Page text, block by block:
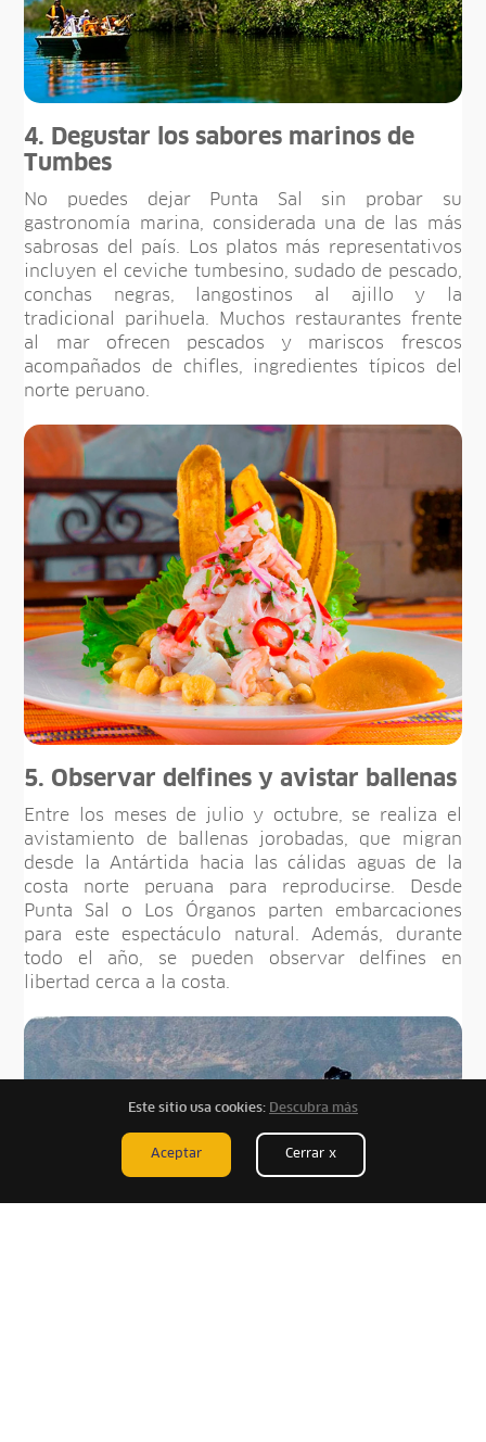
4. Degustar los sabores marinos de
Tumbes
No puedes dejar Punta Sal sin probar su
gastronomía marina, considerada una de las más
sabrosas del país. Los platos más representativos
incluyen el ceviche tumbesino, sudado de pescado,
conchas negras, langostinos al ajillo y la
tradicional parihuela. Muchos restaurantes frente
al mar ofrecen pescados y mariscos frescos
acompañados de chifles, ingredientes típicos del
norte peruano.
5. Observar delfines y avistar ballenas
Entre los meses de julio y octubre, se realiza el
avistamiento de ballenas jorobadas, que migran
desde la Antártida hacia las cálidas aguas de la
costa norte peruana para reproducirse. Desde
Punta Sal o Los Órganos parten embarcaciones
para este espectáculo natural. Además, durante
todo el año, se pueden observar delfines en
libertad cerca a la costa.
Este sitio usa cookies: Descubra más
Aceptar Cerrar x